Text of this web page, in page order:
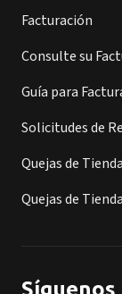
Facturación
Consulte su
Guía para
Solicitudes de
Quejas de
Quejas de
Síguenos